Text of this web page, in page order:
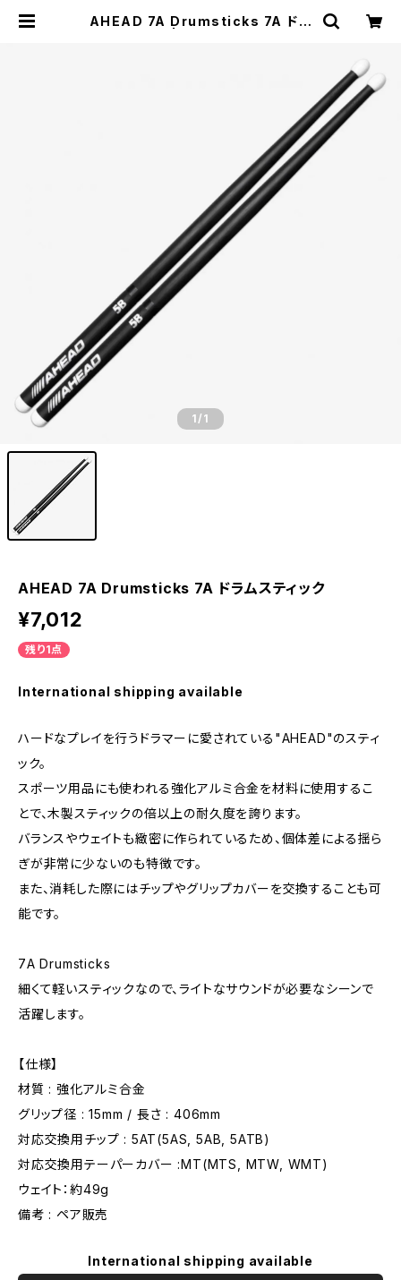
AHEAD 7A Drumsticks 7A ドラ
1/1
AHEAD 7A Drumsticks 7A ドラムスティック
¥7,012
残り1点
International shipping available
ハードなプレイを行うドラマーに愛されている"AHEAD"のスティ
ック。
スポーツ用品にも使われる強化アルミ合金を材料に使用するこ
とで、木製スティックの倍以上の耐久度を誇ります。
バランスやウェイトも緻密に作られているため、個体差による揺ら
ぎが非常に少ないのも特徴です。
また、消耗した際にはチップやグリップカバーを交換することも可
能です。
7A Drumsticks
細くて軽いスティックなので、ライトなサウンドが必要なシーンで
活躍します。
【仕様】
材質 : 強化アルミ合金
グリップ径 : 15mm / 長さ : 406mm
対応交換用チップ : 5AT(5AS, 5AB, 5ATB)
対応交換用テーパーカバー :MT(MTS, MTW, WMT)
ウェイト：約49g
備考 : ペア販売
International shipping available